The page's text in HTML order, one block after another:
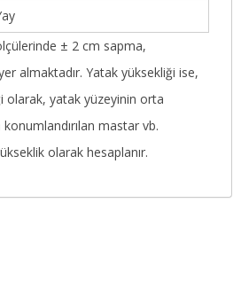
± 2 cm sapma,
almaktadır. Yatak yüksekliği ise,
olarak, yatak yüzeyinin orta
mastar vb.
olarak hesaplanır.